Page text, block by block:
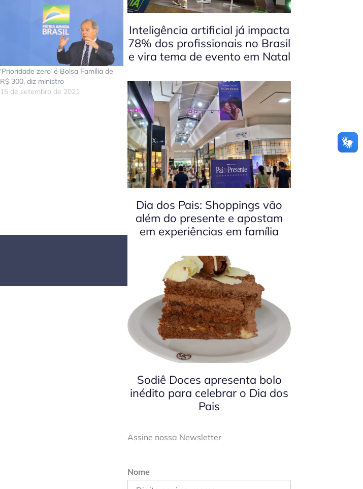
‘Prioridade zero’ é Bolsa Família de
R$ 300, diz ministro
15 de setembro de 2021
Inteligência artificial já impacta
78% dos profissionais no Brasil
e vira tema de evento em Natal
Dia dos Pais: Shoppings vão
além do presente e apostam
em experiências em família
Sodiê Doces apresenta bolo
inédito para celebrar o Dia dos
Pais
Assine nossa Newsletter
Nome